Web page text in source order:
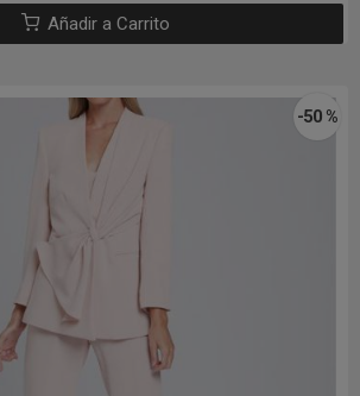
Añadir a Carrito
-50 %